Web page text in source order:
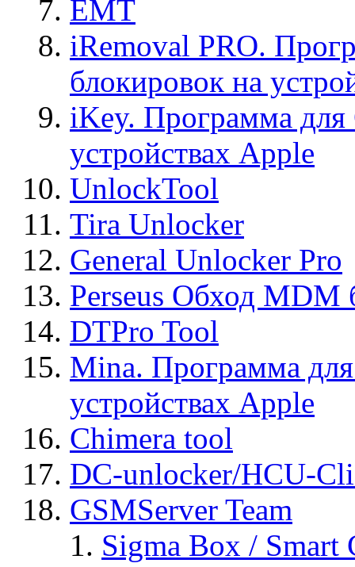
EMT
iRemoval PRO.
блокировок на
iKey. Программа для
устройствах Apple
UnlockTool
Tira Unlocker
General Unlocker Pro
Perseus Обход MDM
DTPro Tool
Mina. Программа
устройствах Apple
Chimera tool
DC-unlocker/HCU-
GSMServer Team
Sigma Box / Smart